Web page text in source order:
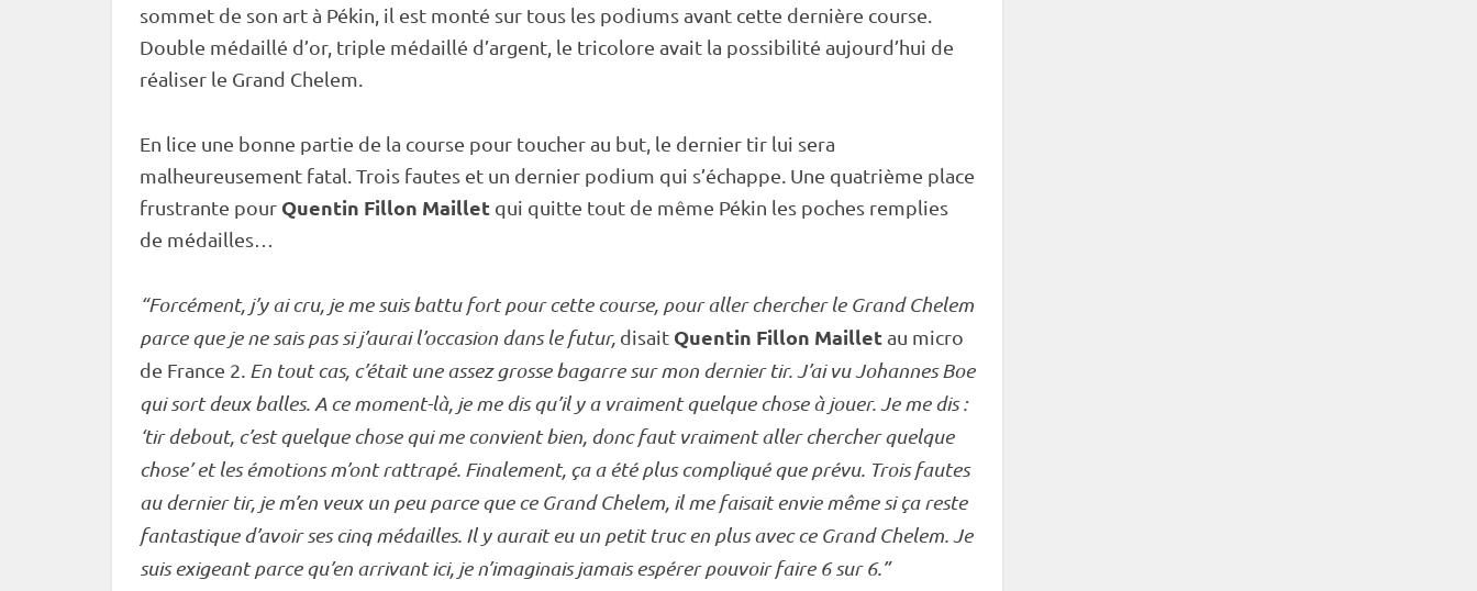
sommet de son art à Pékin, il est monté sur tous les podiums avant cette dernière course.
Double médaillé d’or, triple médaillé d’argent, le tricolore avait la possibilité aujourd’hui de
réaliser le Grand Chelem.
En lice une bonne partie de la course pour toucher au but, le dernier tir lui sera
malheureusement fatal. Trois fautes et un dernier podium qui s’échappe. Une quatrième place
frustrante pour Quentin Fillon Maillet qui quitte tout de même Pékin les poches remplies
de médailles…
“Forcément, j’y ai cru, je me suis battu fort pour cette course, pour aller chercher le Grand Chelem
parce que je ne sais pas si j’aurai l’occasion dans le futur, disait Quentin Fillon Mailletau micro
de France 2. En tout cas, c’était une assez grosse bagarre sur mon dernier tir. J’ai vu Johannes Boe
qui sort deux balles. A ce moment-là, je me dis qu’il y a vraiment quelque chose à jouer. Je me dis :
‘tirdebout, c’est quelque chose qui me convient bien, donc faut vraiment aller chercher quelque
chose’ et les émotions m’ont rattrapé. Finalement, ça a été plus compliqué que prévu. Trois fautes
au dernier tir, je m’en veux un peu parce que ce Grand Chelem, il me faisait envie même si ça reste
fantastique d’avoir ses cinq médailles. Il y aurait eu un petit truc en plus avec ce Grand Chelem. Je
suis exigeant parce qu’en arrivant ici, je n’imaginais jamais espérer pouvoir faire 6 sur 6.”